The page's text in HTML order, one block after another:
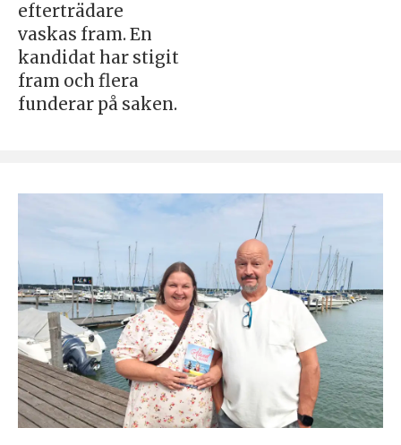
efterträdare
vaskas fram. En
kandidat har stigit
fram och flera
funderar på saken.